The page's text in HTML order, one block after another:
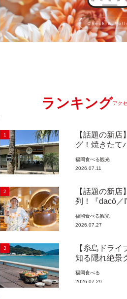
ランキングアク
1
【話題の新
グ！焼きたて
『Ibiza
福岡食べる観光
2026.07.11
2
【話題の新
列！『dacō／
た楽しみ方＆
福岡食べる観光
2026.07.27
3
【糸島ドラ
知る隠れ絶景
はん食堂』（
福岡食べる
2026.07.29